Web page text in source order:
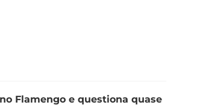
Flamengo e questiona quase